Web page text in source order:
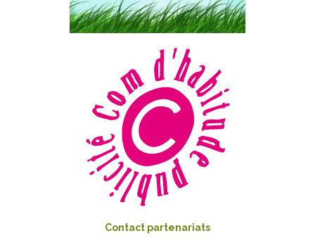
Contact partenariats